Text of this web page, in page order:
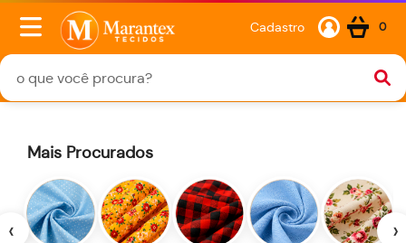
Cadastro 0
‹
Mais Procurados
›